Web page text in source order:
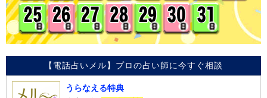
【電話占いメル】プロの占い師に今すぐ相談
うらなえる特典